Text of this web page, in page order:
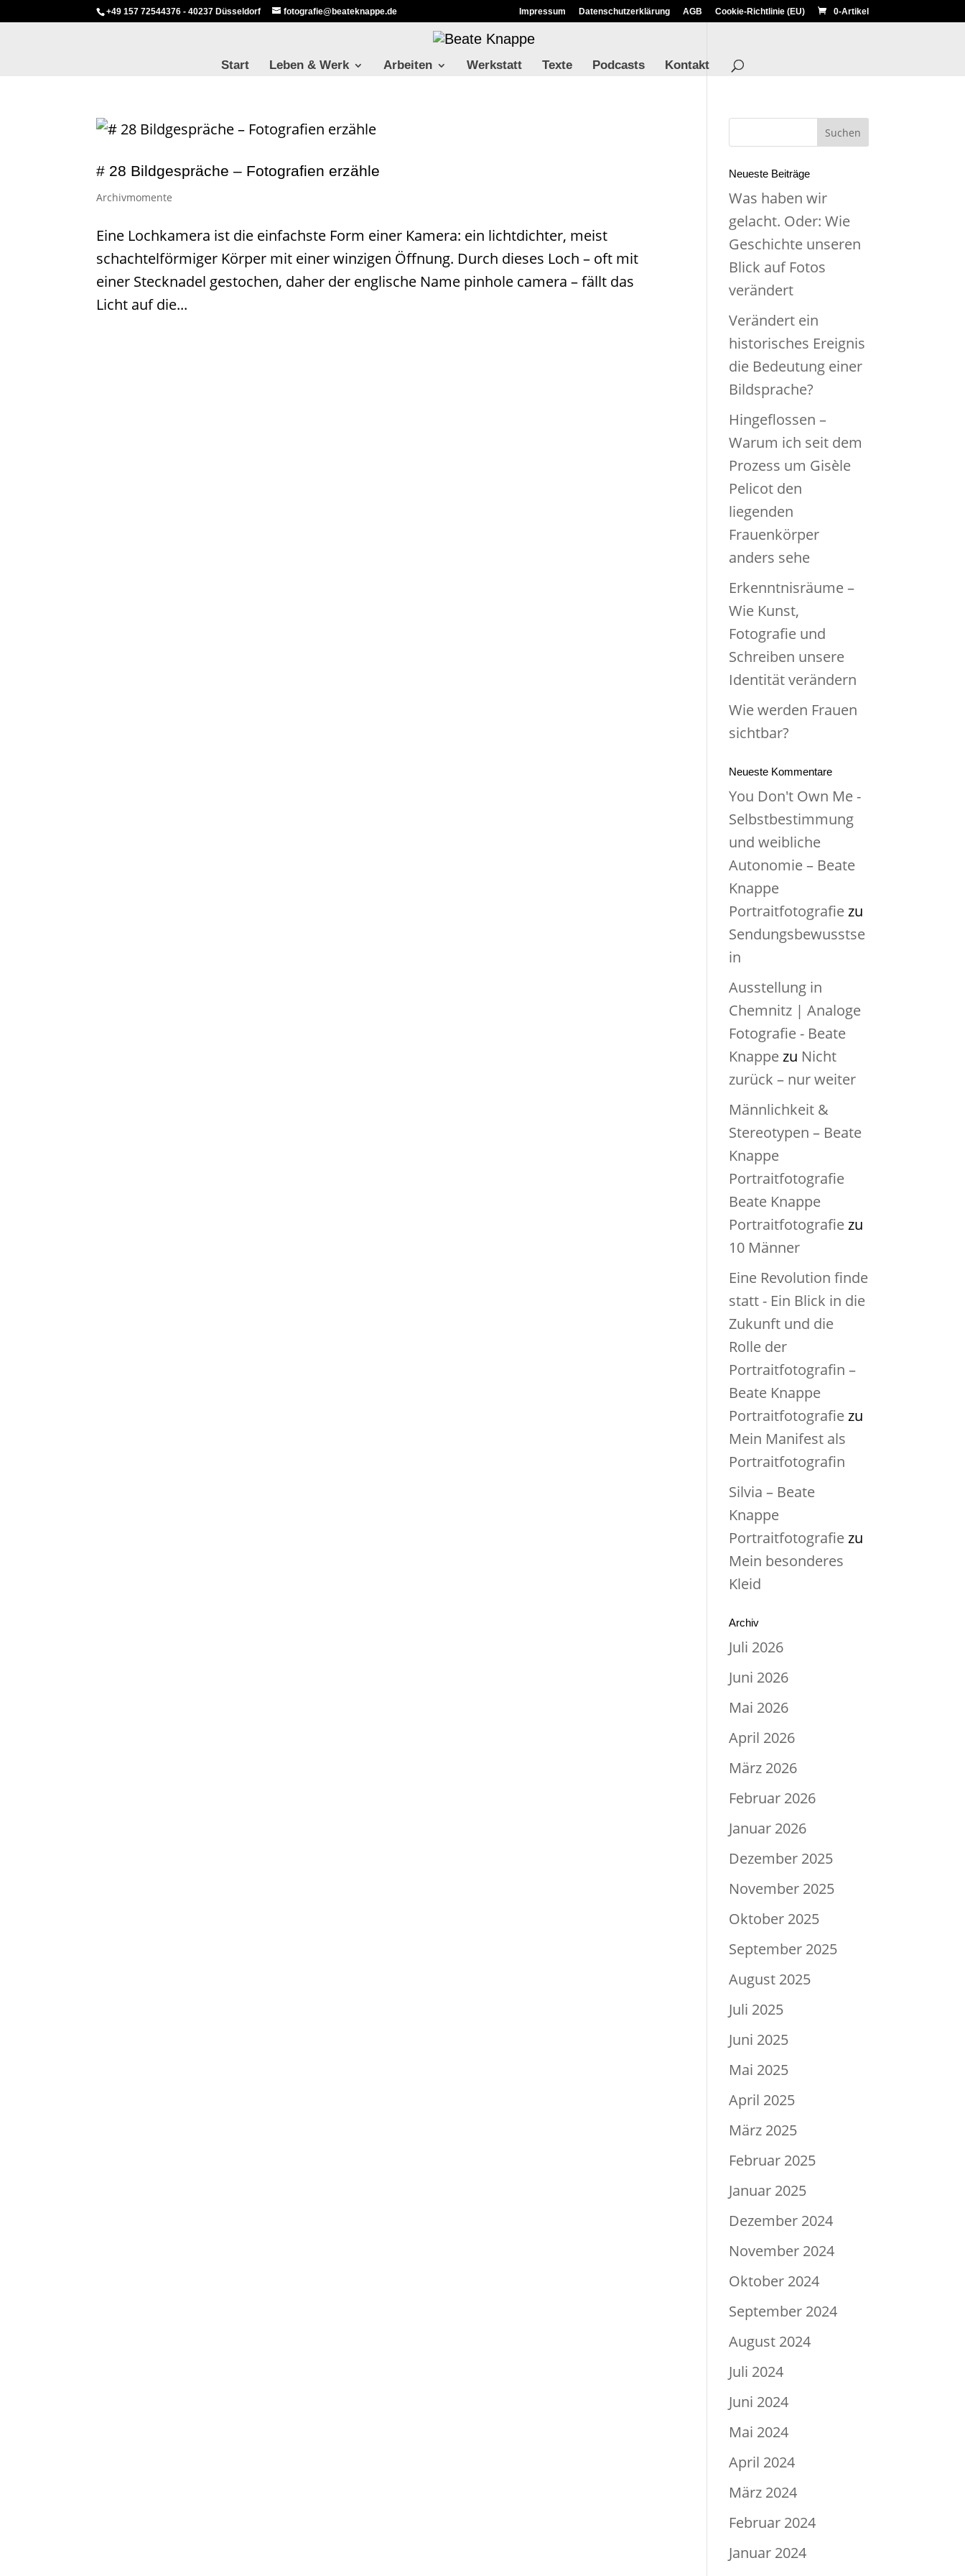
+49 157 72544376 - 40237 Düsseldorf fotografie@beateknappe.de Impressum Datenschutzerklärung AGB Cookie-Richtlinie (EU) 0-Artikel
Start Leben & Werk Arbeiten Werkstatt Texte Podcasts Kontakt
# 28 Bildgespräche – Fotografien erzähle
Archivmomente
Eine Lochkamera ist die einfachste Form einer Kamera: ein lichtdichter, meist
schachtelförmiger Körper mit einer winzigen Öffnung. Durch dieses Loch – oft mit
einer Stecknadel gestochen, daher der englische Name pinhole camera – fällt das
Licht auf die...
Neueste Beiträge
Was haben wir
gelacht. Oder: Wie
Geschichte unseren
Blick auf Fotos
verändert
Verändert ein
historisches Ereignis
die Bedeutung einer
Bildsprache?
Hingeflossen –
Warum ich seit dem
Prozess um Gisèle
Pelicot den
liegenden
Frauenkörper
anders sehe
Erkenntnisräume –
Wie Kunst,
Fotografie und
Schreiben unsere
Identität verändern
Wie werden Frauen
sichtbar?
Neueste Kommentare
You Don't Own Me -
Selbstbestimmung
und weibliche
Autonomie – Beate
Knappe
Portraitfotografiezu
Sendungsbewusstse
in
Ausstellung in
Chemnitz | Analoge
Fotografie - Beate
Knappezu Nicht
zurück – nur weiter
Männlichkeit &
Stereotypen – Beate
Knappe
Portraitfotografie
Beate Knappe
Portraitfotografiezu
10 Männer
Eine Revolution finde
statt - Ein Blick in die
Zukunft und die
Rolle der
Portraitfotografin –
Beate Knappe
Portraitfotografiezu
Mein Manifest als
Portraitfotografin
Silvia – Beate
Knappe
Portraitfotografiezu
Mein besonderes
Kleid
Archiv
Juli 2026
Juni 2026
Mai 2026
April 2026
März 2026
Februar 2026
Januar 2026
Dezember 2025
November 2025
Oktober 2025
September 2025
August 2025
Juli 2025
Juni 2025
Mai 2025
April 2025
März 2025
Februar 2025
Januar 2025
Dezember 2024
November 2024
Oktober 2024
September 2024
August 2024
Juli 2024
Juni 2024
Mai 2024
April 2024
März 2024
Februar 2024
Januar 2024